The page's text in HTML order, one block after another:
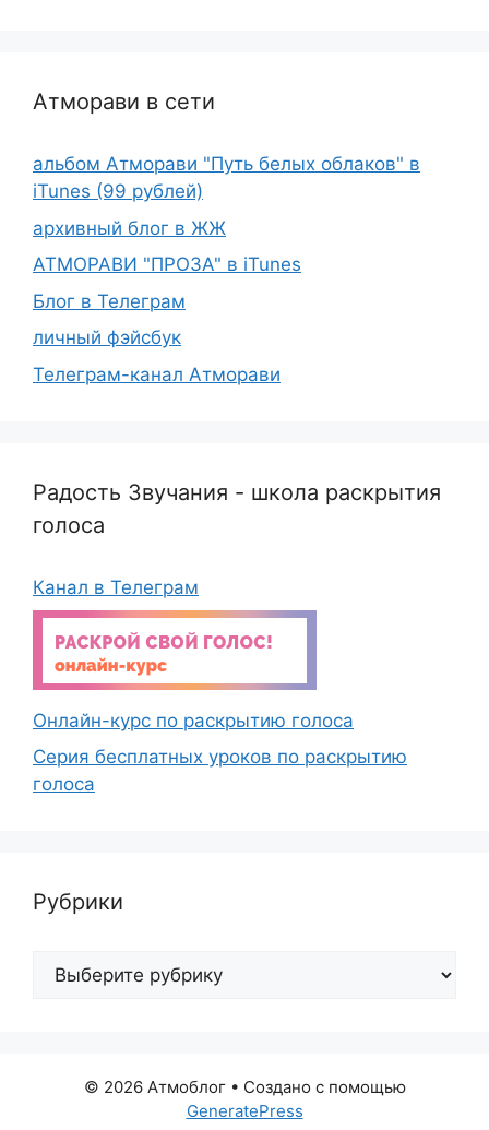
Атморави в сети
альбом Атморави "Путь белых облаков" в
iTunes (99 рублей)
архивный блог в ЖЖ
АТМОРАВИ "ПРОЗА" в iTunes
Блог в Телеграм
личный фэйсбук
Телеграм-канал Атморави
Радость Звучания - школа раскрытия
голоса
Канал в Телеграм
Онлайн-курс по раскрытию голоса
Серия бесплатных уроков по раскрытию
голоса
Рубрики
Рубрики
© 2026 Атмоблог• Создано с помощью
GeneratePress